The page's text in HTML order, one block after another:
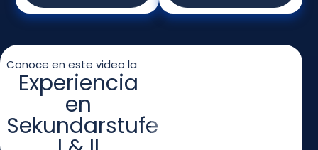
Conoce en este video la
Experiencia
en
Sekundarstufe